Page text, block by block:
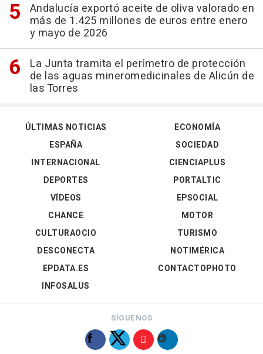
Andalucía exportó aceite de oliva valorado en
más de 1.425 millones de euros entre enero
y mayo de 2026
La Junta tramita el perímetro de protección
de las aguas mineromedicinales de Alicún de
las Torres
ÚLTIMAS NOTICIAS
ESPAÑA
INTERNACIONAL
DEPORTES
VÍDEOS
ECONOMÍA
SOCIEDAD
CIENCIAPLUS
PORTALTIC
EPSOCIAL
CHANCE
CULTURAOCIO
DESCONECTA
EPDATA.ES
INFOSALUS
MOTOR
TURISMO
NOTIMÉRICA
CONTACTOPHOTO
SÍGUENOS